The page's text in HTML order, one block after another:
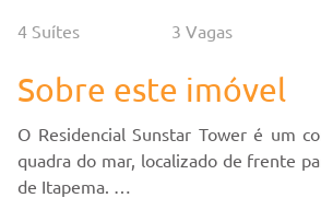
4 Suítes 3 Vagas
Sobre este imóvel
O Residencial Sunstar Tower é um
quadra do mar, localizado de frente
de Itapema.